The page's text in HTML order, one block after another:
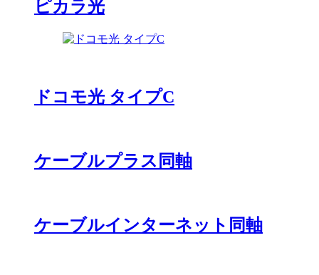
ピカラ光
ドコモ光 タイプC
ケーブルプラス同軸
ケーブルインターネット同軸